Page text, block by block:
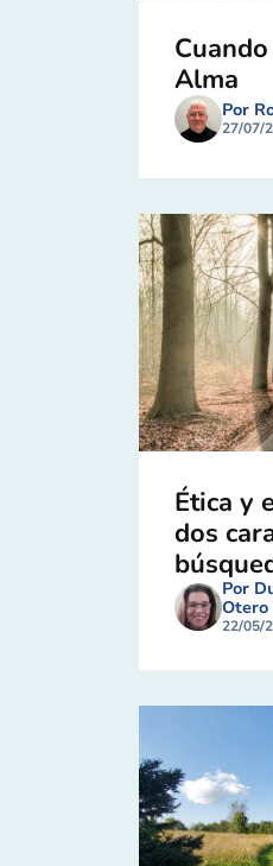
Alma
Por
27/07/
Ética y
dos
Por
Otero
22/05/